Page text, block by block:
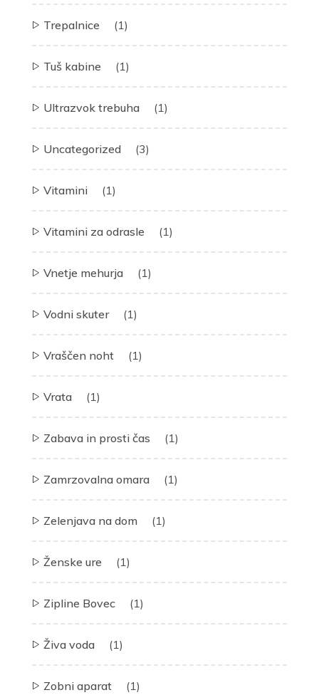
Trepalnice (1)
Tuš kabine (1)
Ultrazvok trebuha (1)
Uncategorized (3)
Vitamini (1)
Vitamini za odrasle (1)
Vnetje mehurja (1)
Vodni skuter (1)
Vraščen noht (1)
Vrata (1)
Zabava in prosti čas (1)
Zamrzovalna omara (1)
Zelenjava na dom (1)
Ženske ure (1)
Zipline Bovec (1)
Živa voda (1)
Zobni aparat (1)